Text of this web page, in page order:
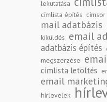
lekutatása
címlista építés címsor
mail adatbázis
kiküldés email
adatbázis építés
megszerzése
címlista letöltés
email
hírlevelek